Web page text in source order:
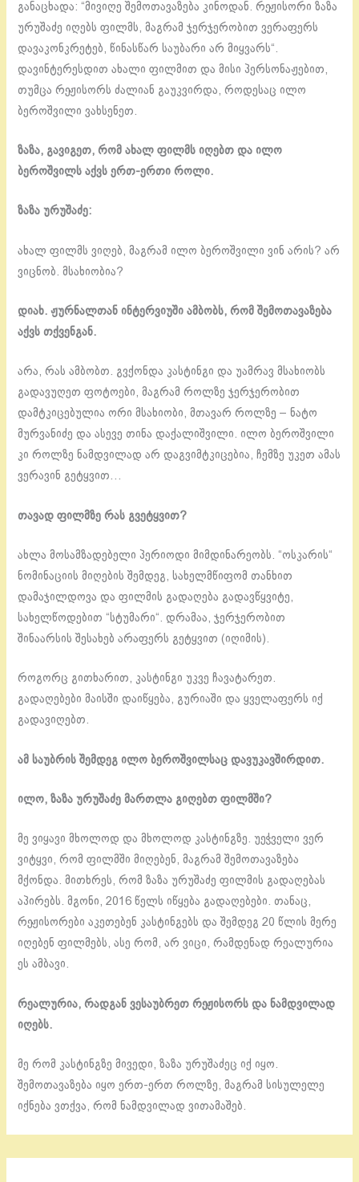
განაცხადა: “მივიღე შემოთავაზება კინოდან. რეჟისორი ზაზა
ურუშაძე იღებს ფილმს, მაგრამ ჯერჯერობით ვერაფერს
დავაკონკრეტებ, წინასწარ საუბარი არ მიყვარს“.
დავინტერესდით ახალი ფილმით და მისი პერსონაჟებით,
თუმცა რეჟისორს ძალიან გაუკვირდა, როდესაც ილო
ბეროშვილი ვახსენეთ.
ზაზა, გავიგეთ, რომ ახალ ფილმს იღებთ და ილო
ბეროშვილს აქვს ერთ-ერთი როლი.
ზაზა ურუშაძე:
ახალ ფილმს ვიღებ, მაგრამ ილო ბეროშვილი ვინ არის? არ
ვიცნობ. მსახიობია?
დიახ. ჟურნალთან ინტერვიუში ამბობს, რომ შემოთავაზება
აქვს თქვენგან.
არა, რას ამბობთ. გვქონდა კასტინგი და უამრავ მსახიობს
გადავუღეთ ფოტოები, მაგრამ როლზე ჯერჯერობით
დამტკიცებულია ორი მსახიობი, მთავარ როლზე – ნატო
მურვანიძე და ასევე თინა დაქალიშვილი. ილო ბეროშვილი
კი როლზე ნამდვილად არ დაგვიმტკიცებია, ჩემზე უკეთ ამას
ვერავინ გეტყვით…
თავად ფილმზე რას გვეტყვით?
ახლა მოსამზადებელი პერიოდი მიმდინარეობს. “ოსკარის“
ნომინაციის მიღების შემდეგ, სახელმწიფომ თანხით
დამაჯილდოვა და ფილმის გადაღება გადავწყვიტე,
სახელწოდებით “სტუმარი“. დრამაა, ჯერჯერობით
შინაარსის შესახებ არაფერს გეტყვით (იღიმის).
როგორც გითხარით, კასტინგი უკვე ჩავატარეთ.
გადაღებები მაისში დაიწყება, გურიაში და ყველაფერს იქ
გადავიღებთ.
ამ საუბრის შემდეგ ილო ბეროშვილსაც დავუკავშირდით.
ილო, ზაზა ურუშაძე მართლა გიღებთ ფილმში?
მე ვიყავი მხოლოდ და მხოლოდ კასტინგზე. უეჭველი ვერ
ვიტყვი, რომ ფილმში მიღებენ, მაგრამ შემოთავაზება
მქონდა. მითხრეს, რომ ზაზა ურუშაძე ფილმის გადაღებას
აპირებს. მგონი, 2016 წელს იწყება გადაღებები. თანაც,
რეჟისორები აკეთებენ კასტინგებს და შემდეგ 20 წლის მერე
იღებენ ფილმებს, ასე რომ, არ ვიცი, რამდენად რეალურია
ეს ამბავი.
რეალურია, რადგან ვესაუბრეთ რეჟისორს და ნამდვილად
იღებს.
მე რომ კასტინგზე მივედი, ზაზა ურუშაძეც იქ იყო.
შემოთავაზება იყო ერთ-ერთ როლზე, მაგრამ სისულელე
იქნება ვთქვა, რომ ნამდვილად ვითამაშებ.